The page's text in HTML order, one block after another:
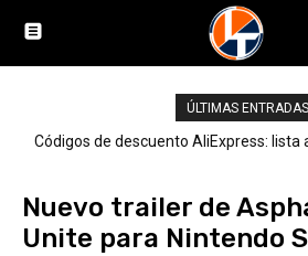
ÚLTIMAS ENTRADAS
Códigos de descuento AliExpress: lista
Nuevo trailer de
Unite para Nintendo